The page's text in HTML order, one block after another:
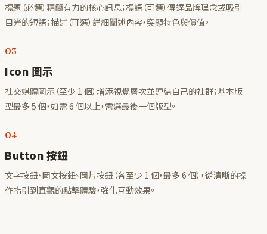
標題（必選）精簡有力的核心訊息；標語（可選）傳達品牌理念或吸引
目光的短語；描述（可選）詳細闡述內容，突顯特色與價值。
03
Icon 圖示
社交媒體圖示（至少 1 個）增添視覺層次並連結自己的社群；基本版
型最多 5 個，如需 6 個以上，需選最後一個版型。
04
Button 按鈕
文字按鈕、圖文按鈕、圖片按鈕（各至少 1 個，最多 6 個），從清晰的操
作指引到直觀的點擊體驗，強化互動效果。